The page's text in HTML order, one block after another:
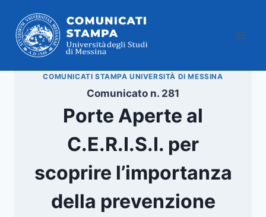
contenuto
COMUNICATI STAMPA UNIVERSITÀ DI MESSINA
Comunicato n. 281
Porte Aperte al
C.E.R.I.S.I. per
scoprire l’importanza
della prevenzione